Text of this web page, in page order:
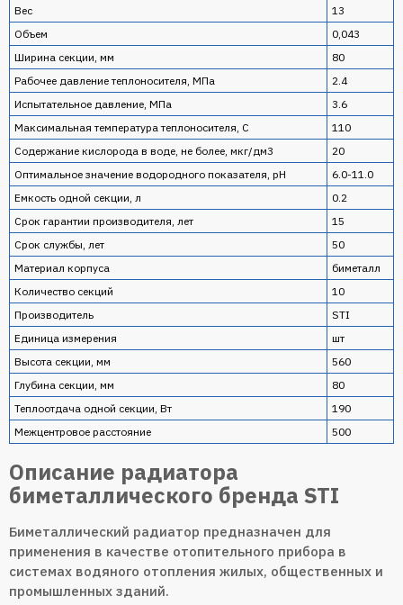
Вес
13
Объем
0,043
Ширина секции, мм
80
Рабочее давление теплоносителя, МПа
2.4
Испытательное давление, МПа
3.6
Максимальная температура теплоносителя, C
110
Содержание кислорода в воде, не более, мкг/дм3
20
Оптимальное значение водородного показателя, pH
6.0-11.0
Емкость одной секции, л
0.2
Срок гарантии производителя, лет
15
Срок службы, лет
50
Материал корпуса
биметалл
Количество секций
10
Производитель
STI
Единица измерения
шт
Высота секции, мм
560
Глубина секции, мм
80
Теплоотдача одной секции, Вт
190
Межцентровое расстояние
500
Описание радиатора
биметаллического бренда STI
Биметаллический радиатор предназначен для
применения в качестве отопительного прибора в
системах водяного отопления жилых, общественных и
промышленных зданий.